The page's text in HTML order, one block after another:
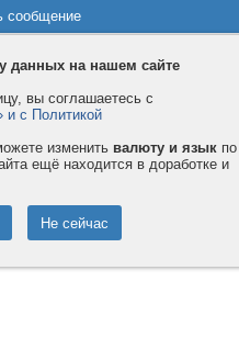
Privacy и Cookie
Помощь
- Все права защищены.
данных на нашем сайте
вы соглашаетесь с
и с Политикой
изменить валюту и язык по
ещё находится в доработке и